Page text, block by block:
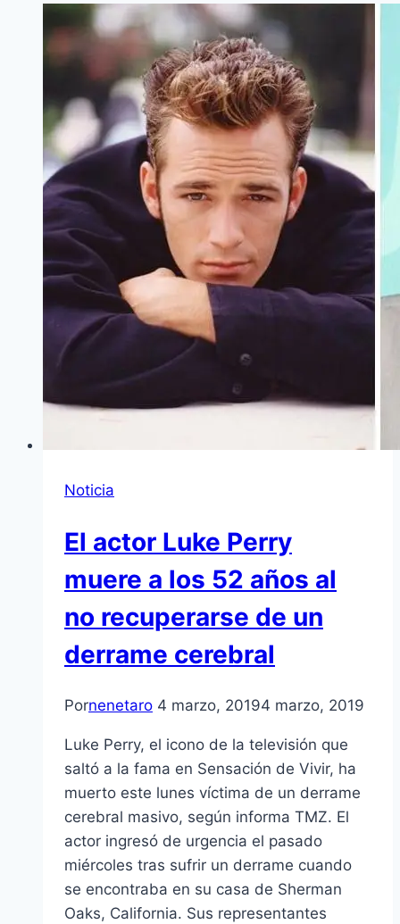
Noticia
El actor Luke Perry
muere a los 52 años al
no recuperarse de un
derrame cerebral
Pornenetaro 4 marzo, 20194 marzo, 2019
Luke Perry, el icono de la televisión que
saltó a la fama en Sensación de Vivir, ha
muerto este lunes víctima de un derrame
cerebral masivo, según informa TMZ. El
actor ingresó de urgencia el pasado
miércoles tras sufrir un derrame cuando
se encontraba en su casa de Sherman
Oaks, California. Sus representantes